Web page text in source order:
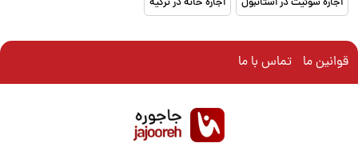
اجاره سوئیت در استانبول
اجاره خانه در ترکیه
قوانین ما تماس با ما